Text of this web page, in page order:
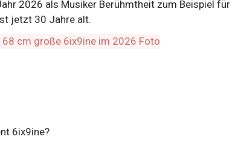
2026 als Musiker Berühmtheit zum Beispiel für
jetzt 30 Jahre alt.
6ix9ine?